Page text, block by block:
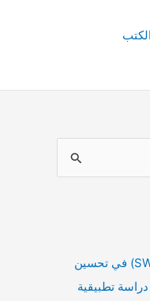
دور التحليل الاستراتيجي (SWOT) في تحسين
تطبيقية